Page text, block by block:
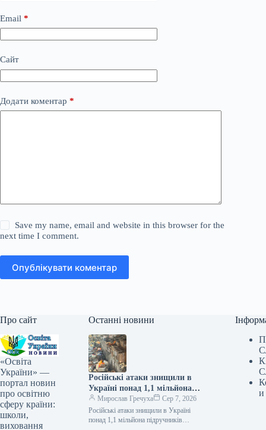
Email *
Сайт
Додати коментар *
Save my name, email and website in this browser for the
next time I comment.
Опублікувати коментар
Про сайт
«Освіта
України» —
портал новин
про освітню
сферу країни:
школи,
виховання
Останні новини
Російські атаки знищили в
Україні понад 1,1 мільйона
підручників
Мирослав Гречуха
Сер 7, 2026
Російські атаки знищили в Україні
понад 1,1 мільйона підручників
и